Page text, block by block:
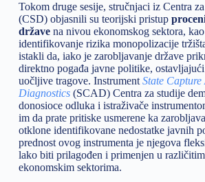
Tokom druge sesije, stručnjaci iz Centra
(CSD) objasnili su teorijski pristup
državena nivou ekonomskog sektora,
identifikovanje rizika monopolizacije
istakli da, iako je zarobljavanje države
direktno pogađa javne politike,
uočljive tragove. Instrument State Capture
Diagnostics(SCAD) Centra za studije
donosioce odluka i istraživače
im da prate pritiske usmerene ka
otklone identifikovane nedostatke javnih
prednost ovog instrumenta je njegova
lako biti prilagođen i primenjen u
ekonomskim sektorima.